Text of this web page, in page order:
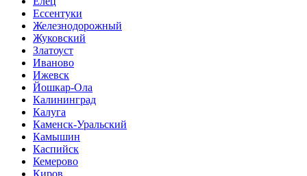
Ессентуки
Железнодорожный
Жуковский
Златоуст
Иваново
Ижевск
Йошкар-Ола
Калининград
Калуга
Каменск-Уральский
Камышин
Каспийск
Кемерово
Киров